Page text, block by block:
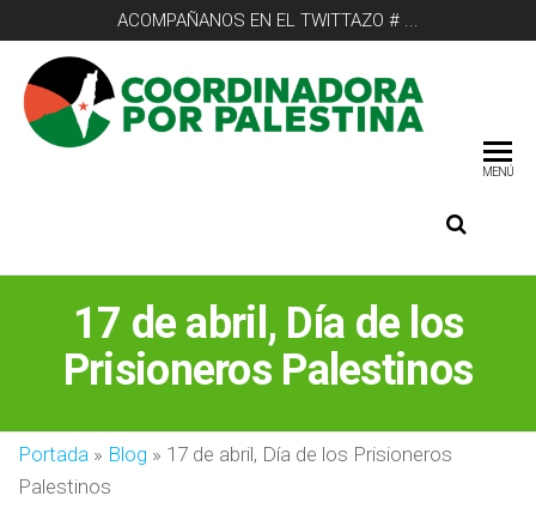
ACOMPAÑANOS EN EL TWITTAZO # ...
MENÚ
17 de abril, Día de los
Prisioneros Palestinos
Portada » Blog » 17 de abril, Día de los Prisioneros
Palestinos